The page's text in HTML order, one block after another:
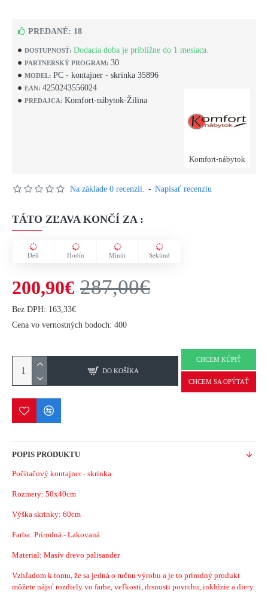
DOSTUPNOSŤ: Dodacia doba je približne do 1 mesiaca.
PARTNERSKÝ PROGRAM: 30
MODEL: PC - kontajner - skrinka 35896
EAN: 4250243556024
PREDAJCA: Komfort-nábytok-Žilina
Komfort-nábytok
PREDANÉ: 18
Na základe 0 recenzií. - Napísať recenziu
TÁTO ZĽAVA KONČÍ ZA :
Deň Hodín Minút Sekúnd
200,90€ 287,00€
Bez DPH: 163,33€
Cena vo vernostných bodoch: 400
DO KOŠÍKA
CHCEM KÚPIŤ
CHCEM SA OPÝTAŤ
POPIS PRODUKTU
Počítačový kontajner - skrinka
Rozmery: 50x40cm
Výška skrinky: 60cm
Farba: Prírodná - Lakovaná
Material: Masív drevo palisander
Vzhľadom k tomu, že sa jedná o ručnu výrobu a je to prírodný produkt
môžete nájsť rozdiely vo farbe, veľkosti, drsnosti povrchu, inklúzie a diery.